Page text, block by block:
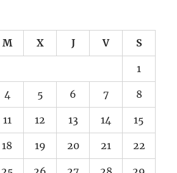
M X J V S
1
4 5 6 7 8
11 12 13 14 15
18 19 20 21 22